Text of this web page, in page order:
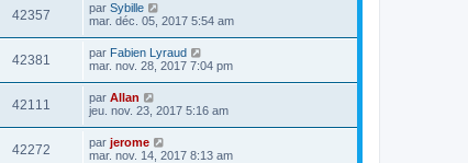
42357 par Sybille
mar. déc. 05, 2017 5:54 am
42381 par Fabien Lyraud
mar. nov. 28, 2017 7:04 pm
42111 par Allan
jeu. nov. 23, 2017 5:16 am
42272 par jerome
mar. nov. 14, 2017 8:13 am